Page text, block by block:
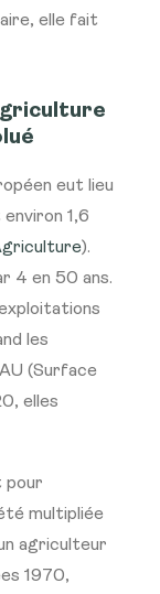
elle fait
eut lieu
1,6
).
4 en 50 ans.
les
(Surface
elles
pour
multipliée
agriculteur
1970,